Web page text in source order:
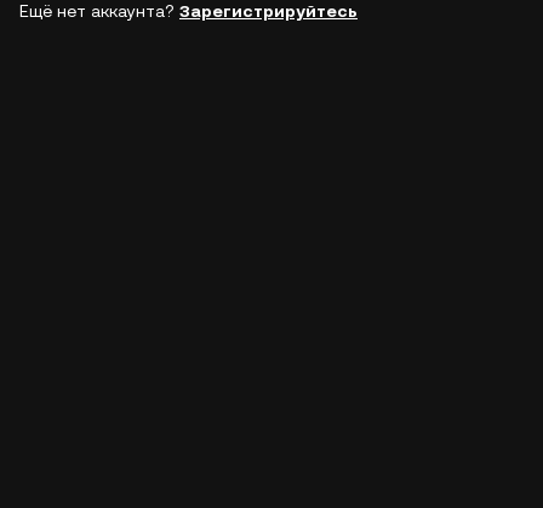
Ещё нет аккаунта? Зарегистрируйтесь